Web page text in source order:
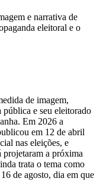
e narrativa de
eleitoral e o
de imagem,
e seu eleitorado
Em 2026 a
em 12 de abril
nas eleições, e
projetaram a próxima
trata o tema como
de agosto, dia em que